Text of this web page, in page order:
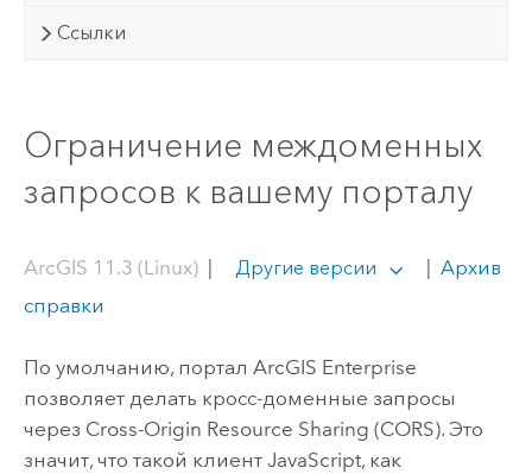
Ссылки
Ограничение междоменных
запросов к вашему порталу
ArcGIS 11.3 (Linux)| Другие версии | Архив
справки
По умолчанию, портал ArcGIS Enterprise
позволяет делать кросс-доменные запросы
через Cross-Origin Resource Sharing (CORS). Это
значит, что такой клиент JavaScript, как